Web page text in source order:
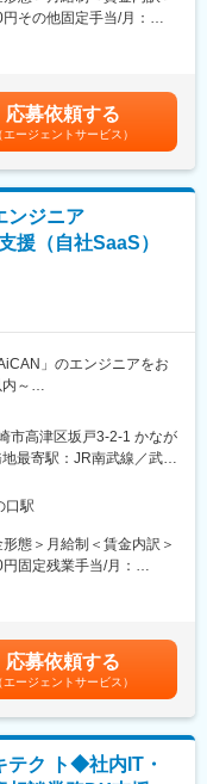
業経験の豊富な人材が
所にてアサイン予定で
た異動の可能性もござい
勤務先を決定いたしま
就業も可能です。
運転業務はございませ
感じながら全人的看護に
で基本的に出動はござ
しますのでご安心くだ
状況を鑑みた上で適性
見直しにより、看護師1
組みを始めています。
です。医師・看護師・ア
採血等の処置、薬の服用
と多職種連携用
業務の流れや必要な考え
で先輩社員の同行フォロ
キルを固めていきます。3
メージです。
その他固定手当/月：
回の手当がございます。※
す。※ご活躍次第で更なる
の金額であり、選考を
(月額)は固定手当を含めた
応募依頼する
エージェントサービス）
ンジニア
援（自社SaaS）
」のエンジニアをお
～
える」
る自社プロダクト
の最前線で子どもたちを
い、テクノロジーの力
貢献することが私たちの
イス・マイクロサービ
ます。
ャの設計・新規開発
把握、およびモダン化に
市高津区坂戸3-2-1 かなが
最寄駅：JR南武線／武蔵
更の範囲：会社の定める
口駅
態＞月給制＜賃金内訳＞
固定残業手当/月：
考を通じて上下する場合
金額であり、選考を通じ
)は固定手当を含めた表記
応募依頼する
エージェントサービス）
テク ト◆社内IT・